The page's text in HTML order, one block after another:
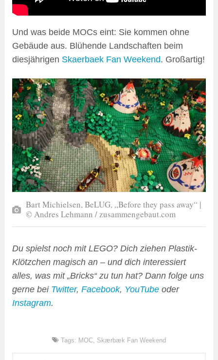
Und was beide MOCs eint: Sie kommen ohne
Gebäude aus. Blühende Landschaften beim
diesjährigen Skaerbaek Fan Weekend. Großartig!
Bart Michielsen, BeLUG, „Before they pass away“ |
© Andres Lehmann / zusammengebaut.com
Du spielst noch mit LEGO? Dich ziehen Plastik-
Klötzchen magisch an – und dich interessiert
alles, was mit „Bricks“ zu tun hat? Dann folge uns
gerne bei Twitter, Facebook, YouTube oder
Instagram.
Tags: MOC, Skærbæk Fan Weekend